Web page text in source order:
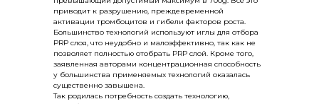
приводит к разрушению, преждевременной
активации тромбоцитов и гибели факторов роста.
Большинство технологий используют иглы для отбора
PRP слоя, что неудобно и малоэффективно, так как не
позволяет полностью отобрать PRP слой. Кроме того,
заявленная авторами концентрационная способность
у большинства применяемых технологий оказалась
существенно завышена.
Так родилась потребность создать технологию,